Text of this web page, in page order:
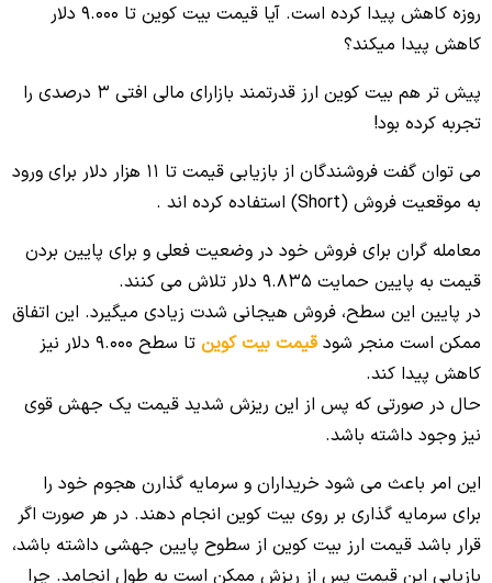
روزه کاهش پیدا کرده است. آیا قیمت بیت کوین تا 9.000 دلار
کاهش پیدا میکند؟
پیش تر هم بیت کوین ارز قدرتمند بازارای مالی افتی 3 درصدی را
تجربه کرده بود!
می توان گفت فروشندگان از بازیابی قیمت تا 11 هزار دلار برای ورود
به موقعیت فروش (Short) استفاده کرده اند .
معامله گران برای فروش خود در وضعیت فعلی و برای پایین بردن
قیمت به پایین حمایت 9.835 دلار تلاش می کنند.
در پایین این سطح، فروش هیجانی شدت زیادی میگیرد. این اتفاق
ممکن است منجر شود قیمت بیت کوین
تا سطح 9.000 دلار نیز
کاهش پیدا کند.
حال در صورتی که پس از این ریزش شدید قیمت یک جهش قوی
نیز وجود داشته باشد.
این امر باعث می شود خریداران و سرمایه گذارن هجوم خود را
برای سرمایه گذاری بر روی بیت کوین انجام دهند. در هر صورت اگر
قرار باشد قیمت ارز بیت کوین از سطوح پایین جهشی داشته باشد،
بازیابی این قیمت پس از ریزش ممکن است به طول انجامد. چرا